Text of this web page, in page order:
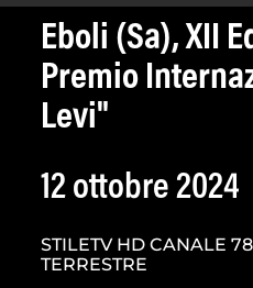
Eboli (Sa), XII
Premio
Levi"
12 ottobre 2024
STILETV HD CANALE
TERRESTRE